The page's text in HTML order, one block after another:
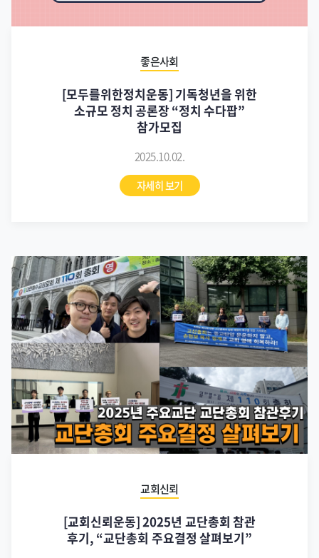
좋은사회
[모두를위한정치운동] 기독청년을 위한
소규모 정치 공론장 “정치 수다팝”
참가모집
2025.10.02.
자세히 보기
교회신뢰
[교회신뢰운동] 2025년 교단총회 참관
후기, “교단총회 주요결정 살펴보기”